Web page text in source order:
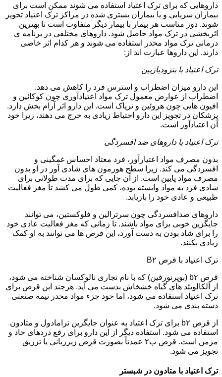
داروهایی که برای ترک اعتیاد استفاده می شوند ممکن است برای
بیماران سرپایی و یا بیماران بستری شده در مراکز ترک اعتیاد تجویز
شوند. دوز مناسب هر بیمار با بیمار دیگر متفاوت است تا بهترین
اثربخشی در ترک مواد حاصل شود. داروهای مختلفی در برنامه ی
درمانی ترک مواد مخدر استفاده می شوند و هر کدام اثر خاصی
دارند. این داروها عبارت اند از:
ترک اعتیاد با بنزودیازپین
این دارو میزان اضطراب و استرس فرد را کاهش می دهد.
اضطراب از عوارض معمول ترک مواد اعتیادآوری چون کوکائین و
افیون هایی چون هروئین و تریاک است. این دارو اثر آرام بخش دارد.
پزشکان در تجویز این دارو احتیاط زیادی به خرج می دهند، زیرا خود
آن اعتیادآور است.
ترک اعتیاد با داروهای ضد افسردگی
بدون مصرف مواد اعتیارآور، فرد معتاد احساس غمگینی و
افسردگی می کند. زیرا سطح هورمون های شادی آور در او بدون
مصرف مواد پایین است. از آن جایی که برای مدت طولانی برای
شادی فرد به مواد وابسته بوده، کمی طول می کشد تا مغز فعالیت
طبیعی و عادی خود را بازیابد.
داروهای ضدافسردگی چون سرترالین و فلوکستین، می توانند
جایگزین خوبی برای مواد باشند. تا زمانی که مغز فعالیت عادی خود
را برای شاد بودن به دست آورد، این قرص ها می توانند به او کمک
زیادی بکنند.
ترک اعتیاد با قرص B۲
قرص b۲ (بوپرنورفین) که با نام تجاری نالوکسان شناخته می شود،
از آلکالویئد های گیاه خشخاش بدست می آید. هرچند این قرص برای
ترک اعتیاد استفاده می شود، اما خود جزء مواد مخدر نیمه صنعتی
دسته بندی می شود.
از قرص b۲ برای ترک اعتیاد به عنوان جایگزین ترامادول و متادون
استفاده می شود. استفاده دیگر از این دارو برای رفع دردهای حاد و
مزمن است. قرص ب۲ عمدتاً بصورت قرص زیرزبانی یا تزریق
تجویز می شود.
ترک اعتیاد با متادون در شبستر